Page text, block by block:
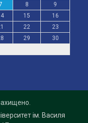
8
9
15
16
22
23
29
30
ім. Василя